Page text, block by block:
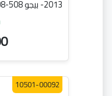
2013- بيجو 508-5008-3008 2016- - 6PK1230
10501-00092